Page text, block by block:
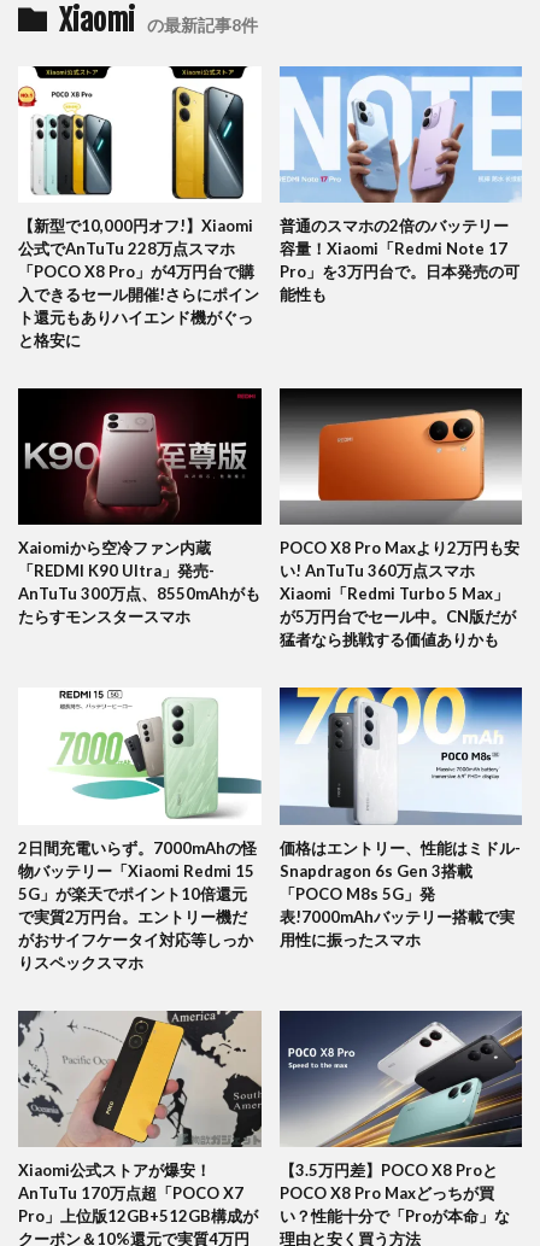
Xiaomi の最新記事8件
【新型で10,000円オフ!】Xiaomi
公式でAnTuTu 228万点スマホ
「POCO X8 Pro」が4万円台で購
入できるセール開催!さらにポイン
ト還元もありハイエンド機がぐっ
と格安に
普通のスマホの2倍のバッテリー
容量！Xiaomi「Redmi Note 17
Pro」を3万円台で。日本発売の可
能性も
Xaiomiから空冷ファン内蔵
「REDMI K90 Ultra」発売-
AnTuTu 300万点、8550mAhがも
たらすモンスタースマホ
POCO X8 Pro Maxより2万円も安
い! AnTuTu 360万点スマホ
Xiaomi「Redmi Turbo 5 Max」
が5万円台でセール中。CN版だが
猛者なら挑戦する価値ありかも
2日間充電いらず。7000mAhの怪
物バッテリー「Xiaomi Redmi 15
5G」が楽天でポイント10倍還元
で実質2万円台。エントリー機だ
がおサイフケータイ対応等しっか
りスペックスマホ
価格はエントリー、性能はミドル-
Snapdragon 6s Gen 3搭載
「POCO M8s 5G」発
表!7000mAhバッテリー搭載で実
用性に振ったスマホ
Xiaomi公式ストアが爆安！
AnTuTu 170万点超「POCO X7
Pro」上位版12GB+512GB構成が
クーポン＆10%還元で実質4万円
【3.5万円差】POCO X8 Proと
POCO X8 Pro Maxどっちが買
い？性能十分で「Proが本命」な
理由と安く買う方法